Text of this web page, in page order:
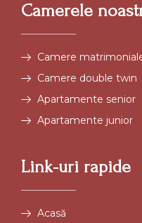
Camerele
Camere
Camere double twin
Apartamente senior
Apartamente junior
Link-uri rapide
Acasă